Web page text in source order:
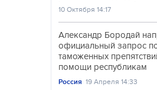
10 Октября 14:17
Александр Бородай
официальный запрос
таможенных
помощи республикам
Россия 19 Апреля 14:33